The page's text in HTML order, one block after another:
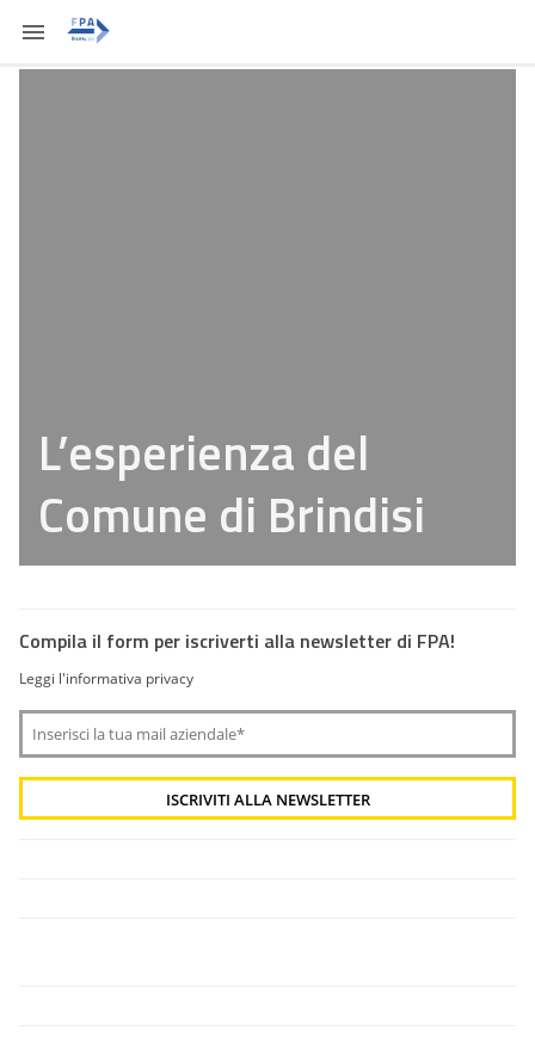
L’esperienza del
Comune di Brindisi
Compila il form per iscriverti alla newsletter di FPA!
Leggi l'informativa privacy